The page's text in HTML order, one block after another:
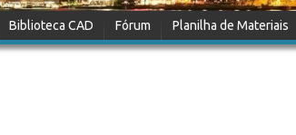
Biblioteca CAD Fórum Planilha de Materiais